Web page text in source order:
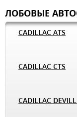
ЛОБОВЫЕ
CADILLAC ATS
CADILLAC CTS
CADILLAC